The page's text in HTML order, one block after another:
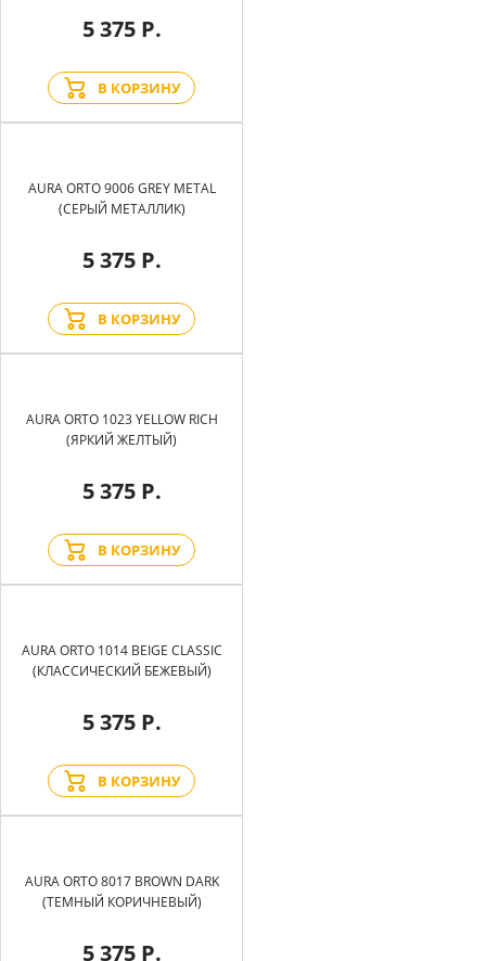
5 375 Р.
В КОРЗИНУ
AURA ORTO 9006 GREY METAL
(СЕРЫЙ МЕТАЛЛИК)
5 375 Р.
В КОРЗИНУ
AURA ORTO 1023 YELLOW RICH
(ЯРКИЙ ЖЕЛТЫЙ)
5 375 Р.
В КОРЗИНУ
AURA ORTO 1014 BEIGE CLASSIC
(КЛАССИЧЕСКИЙ БЕЖЕВЫЙ)
5 375 Р.
В КОРЗИНУ
AURA ORTO 8017 BROWN DARK
(ТЕМНЫЙ КОРИЧНЕВЫЙ)
5 375 Р.